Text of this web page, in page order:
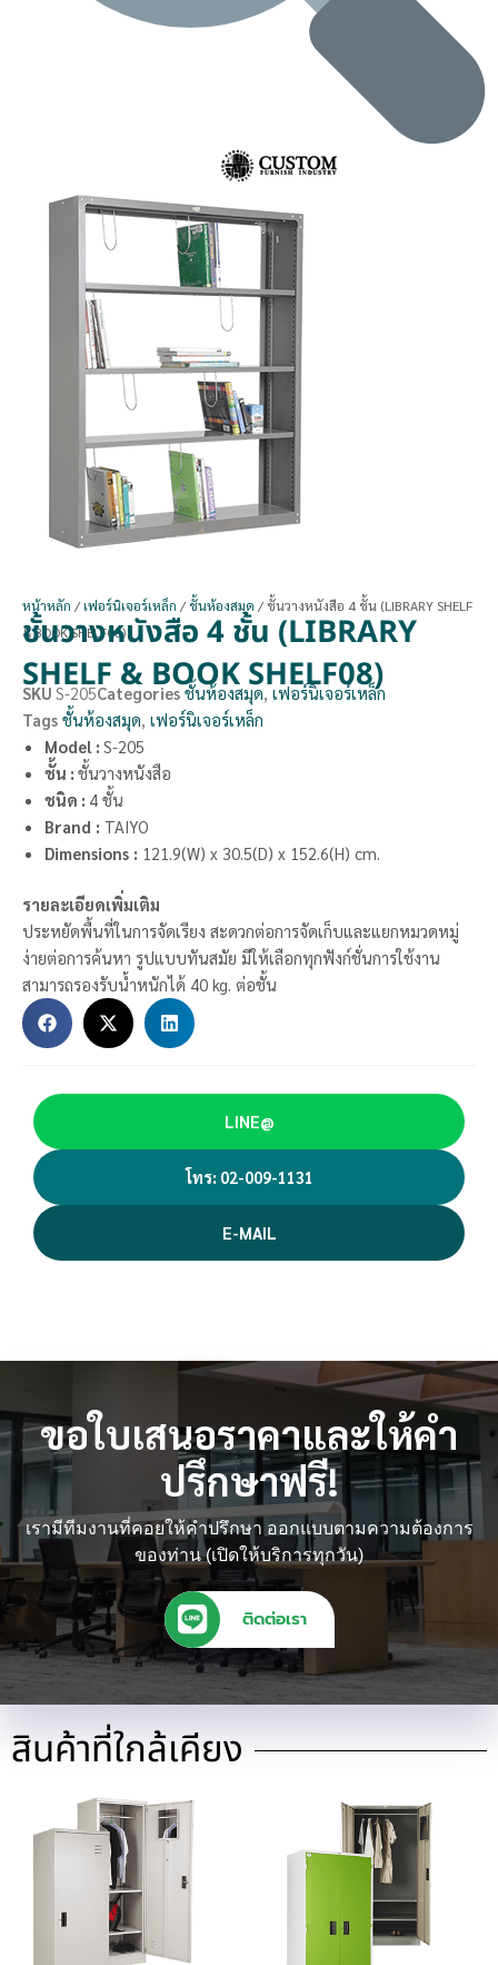
หน้าหลัก /เฟอร์นิเจอร์เหล็ก / ชั้นห้องสมุด / ชั้นวางหนังสือ 4 ชั้น (LIBRARY SHELF
& BOOK SHELF08)
ชั้นวางหนังสือ 4 ชั้น (LIBRARY
SHELF & BOOK SHELF08)
SKU S-205Categories ชั้นห้องสมุด, เฟอร์นิเจอร์เหล็ก
Tags ชั้นห้องสมุด, เฟอร์นิเจอร์เหล็ก
Model : S-205
ชั้น : ชั้นวางหนังสือ
ชนิด : 4 ชั้น
Brand : TAIYO
Dimensions : 121.9(W) x 30.5(D) x 152.6(H) cm.
รายละเอียดเพิ่มเติม
ประหยัดพื้นที่ในการจัดเรียง สะดวกต่อการจัดเก็บและแยกหมวดหมู่
ง่ายต่อการค้นหา รูปแบบทันสมัย มีให้เลือกทุกฟังก์ชั่นการใช้งาน
สามารถรองรับน้ำหนักได้ 40 kg. ต่อชั้น
LINE@
โทร: 02-009-1131
E-MAIL
ขอใบเสนอราคาและให้คำ
ปรึกษาฟรี!
เรามีทีมงานที่คอยให้คำปรึกษา ออกแบบตามความต้องการ
ของท่าน (เปิดให้บริการทุกวัน)
ติดต่อเรา
สินค้าที่ใกล้เคียง